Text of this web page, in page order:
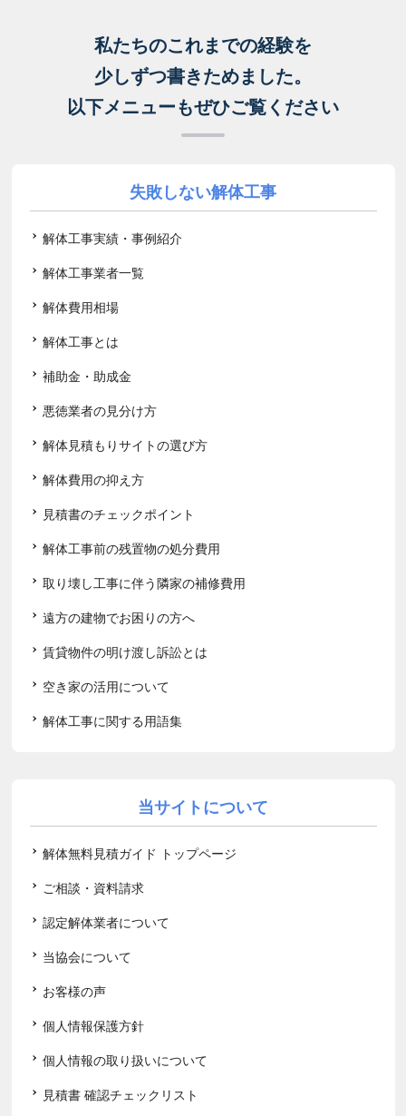
私たちのこれまでの経験を
少しずつ書きためました。
以下メニューもぜひご覧ください
失敗しない解体工事
解体工事実績・事例紹介
解体工事業者一覧
解体費用相場
解体工事とは
補助金・助成金
悪徳業者の見分け方
解体見積もりサイトの選び方
解体費用の抑え方
見積書のチェックポイント
解体工事前の残置物の処分費用
取り壊し工事に伴う隣家の補修費用
遠方の建物でお困りの方へ
賃貸物件の明け渡し訴訟とは
空き家の活用について
解体工事に関する用語集
当サイトについて
解体無料見積ガイド トップページ
ご相談・資料請求
認定解体業者について
当協会について
お客様の声
個人情報保護方針
個人情報の取り扱いについて
見積書 確認チェックリスト